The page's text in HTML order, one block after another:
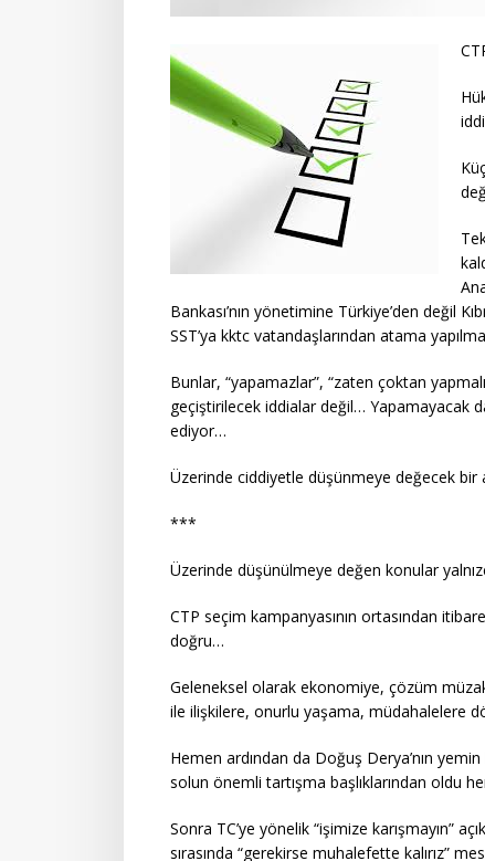
Bankası’nın yönetimine Türkiye’den değil
SST’ya kktc vatandaşlarından atama
Bunlar, “yapamazlar”, “zaten çoktan
geçiştirilecek iddialar değil… Yapamayacak
ediyor…
Üzerinde ciddiyetle düşünmeye değecek bir
***
Üzerinde düşünülmeye değen konular
CTP seçim kampanyasının ortasından
doğru…
Geleneksel olarak ekonomiye, çözüm
ile ilişkilere, onurlu yaşama, müdahalelere
Hemen ardından da Doğuş Derya’nın
solun önemli tartışma başlıklarından oldu
Sonra TC’ye yönelik “işimize karışmayın”
sırasında “gerekirse muhalefette kalırız”